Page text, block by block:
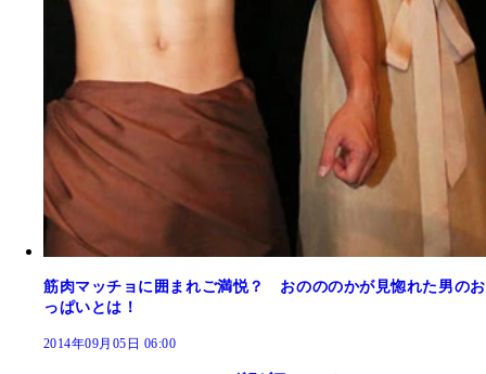
筋肉マッチョに囲まれご満悦？ おのののかが見惚れた男のお
っぱいとは！
2014年09月05日 06:00